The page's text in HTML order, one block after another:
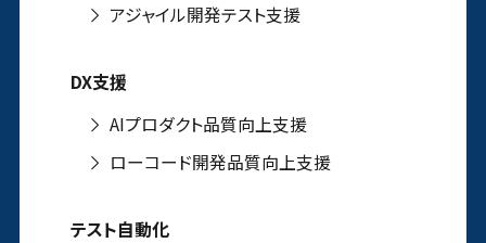
アジャイル開発テスト支援
DX支援
AIプロダクト品質向上支援
ローコード開発品質向上支援
テスト自動化